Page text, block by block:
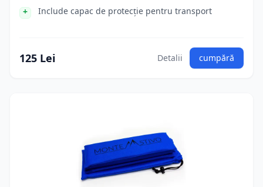
Include capac de protecție pentru transport
125 Lei Detalii cumpără